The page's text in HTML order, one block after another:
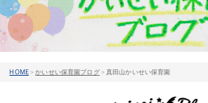
HOME>かいせい保育園ブログ>真田山かいせい保育園